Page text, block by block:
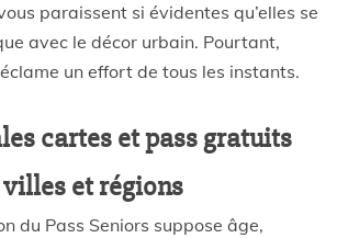
paraissent si évidentes qu’elles se
avec le décor urbain. Pourtant,
un effort de tous les instants.
cartes et pass gratuits
et régions
du Pass Seniors suppose âge,